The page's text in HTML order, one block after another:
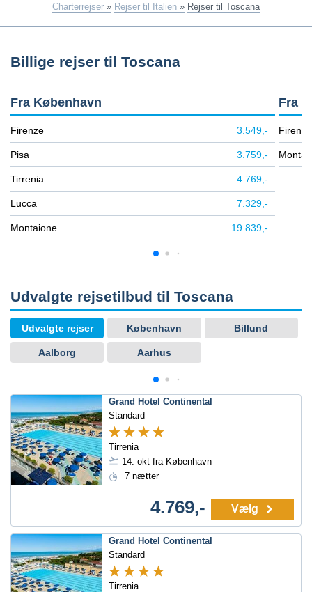
Charterrejser » Rejser til Italien » Rejser til Toscana
Billige rejser til Toscana
Fra København
Firenze 3.549,-
Pisa 3.759,-
Tirrenia 4.769,-
Lucca 7.329,-
Montaione 19.839,-
Fra
Firenze
Udvalgte rejsetilbud til Toscana
Udvalgte rejser København Billund
Aalborg Aarhus
Grand Hotel Continental
Standard
Tirrenia
14. okt fra København
7 nætter
4.769,- Vælg
Grand Hotel Continental
Standard
Tirrenia